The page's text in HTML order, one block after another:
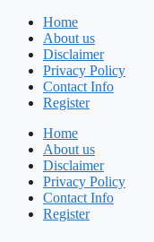
Skip
content
Home
About us
Disclaimer
Privacy Policy
Contact Info
Register
Home
About us
Disclaimer
Privacy Policy
Contact Info
Register